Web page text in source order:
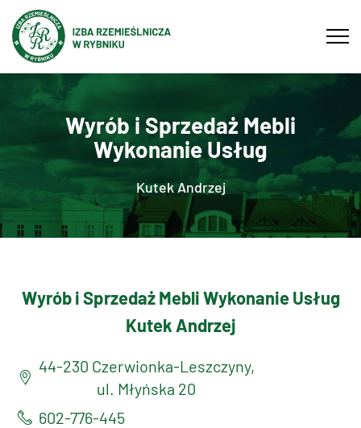
Wyrób i Sprzedaż Mebli
Wykonanie Usług
Kutek Andrzej
Wyrób i Sprzedaż Mebli Wykonanie Usług
Kutek Andrzej
44-230 Czerwionka-Leszczyny,
ul. Młyńska 20
602-776-445